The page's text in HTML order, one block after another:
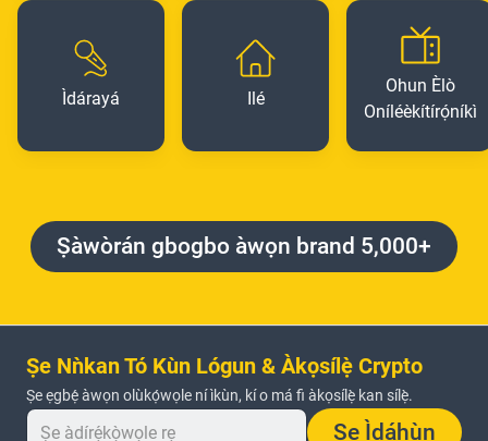
Ìdárayá Ilé
Ohun Èlò
Oníléèkítírọ́níkì
Ṣàwòrán gbogbo àwọn brand 5,000+
Ṣe Nǹkan Tó Kùn Lógun & Àkọsílẹ̀ Crypto
Ṣe ẹgbẹ́ àwọn olùkọ́wọle ní ìkùn, kí o má fi àkọsílẹ̀ kan sílẹ̀.
Ṣe Ìdáhùn